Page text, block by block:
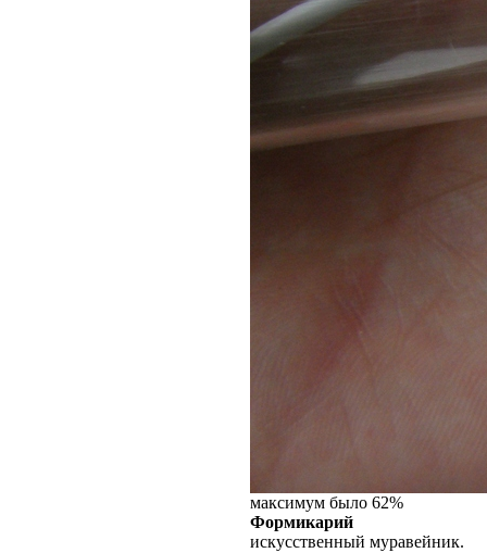
максимум было 62%
Формикарий
искусственный муравейник.